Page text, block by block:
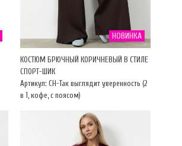
НОВИНКА
КОСТЮМ БРЮЧНЫЙ КОРИЧНЕВЫЙ В СТИЛЕ
СПОРТ-ШИК
Артикул: CH-Так выглядит уверенность (2
в 1, кофе, с поясом)